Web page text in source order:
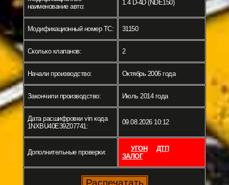
наименование авто:
1.4 D-4D (NDE150)
Модификационный номер ТС: 31150
Сколько клапанов: 2
Начали производство: Октябрь 2006 года
Закончили производство: Июль 2014 года
Дата расшифровки vin кода
1NXBU40E39Z07741:
09.08.2026 10:12
Дополнительные проверки: УГОН
ДТП
ЗАЛОГ